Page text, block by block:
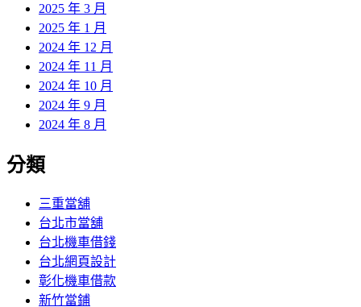
2025 年 3 月
2025 年 1 月
2024 年 12 月
2024 年 11 月
2024 年 10 月
2024 年 9 月
2024 年 8 月
分類
三重當舖
台北市當舖
台北機車借錢
台北網頁設計
彰化機車借款
新竹當鋪